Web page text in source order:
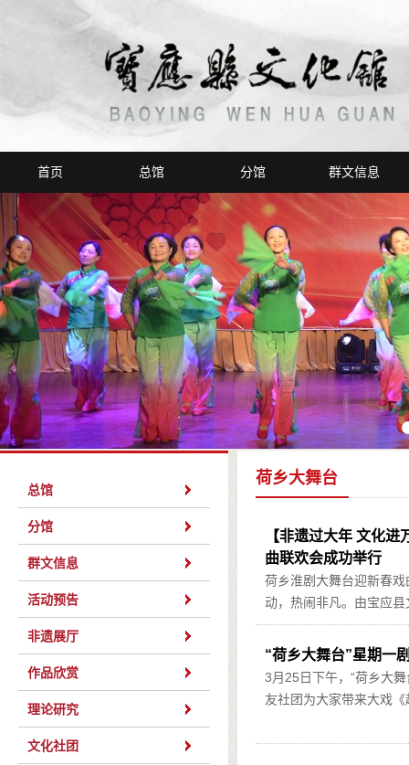
首页 总馆
总馆介绍
荣誉榜
场馆概况
分馆 群文信息
新闻发布
活动回眸
总馆
分馆
群文信息
活动预告
非遗展厅
作品欣赏
理论研究
文化社团
荷乡大舞台
【非遗过大年 文化
曲联欢会成功举行
荷乡淮剧大舞台迎新春
动，热闹非凡。由宝应
“荷乡大舞台”星期一
3月25日下午，“荷乡大
友社团为大家带来大戏